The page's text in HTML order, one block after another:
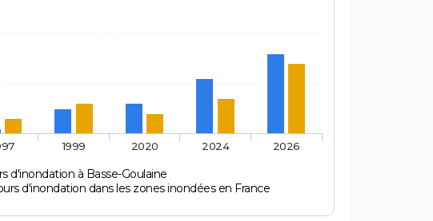
d'inondation à Basse-Goulaine
d'inondation dans les zones inondées en France
1999 2020 2024 2026